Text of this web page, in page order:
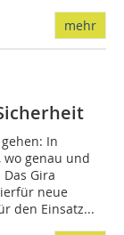
mehr
In
wo genau und
Gira
neue
den Einsatz...